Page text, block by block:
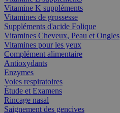
Vitamine K suppléments
Vitamines de grossesse
Suppléments d'acide Folique
Vitamines Cheveux, Peau et Ongles
Vitamines pour les yeux
Complément alimentaire
Antioxydants
Enzymes
Voies respiratoires
Étude et Examens
Rincage nasal
Saignement des gencives